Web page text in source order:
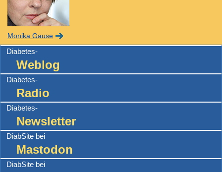
Monika Gause
Diabetes-
Weblog
Diabetes-
Radio
Diabetes-
Newsletter
DiabSite bei
Mastodon
DiabSite bei